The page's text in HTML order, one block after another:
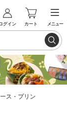
グイン カート メニュー
ス・プリン